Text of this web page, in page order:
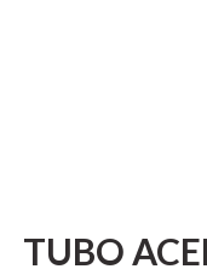
TUBO